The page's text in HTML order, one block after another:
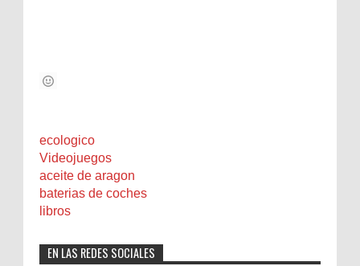
ecologico
Videojuegos
aceite de aragon
baterias de coches
libros
EN LAS REDES SOCIALES